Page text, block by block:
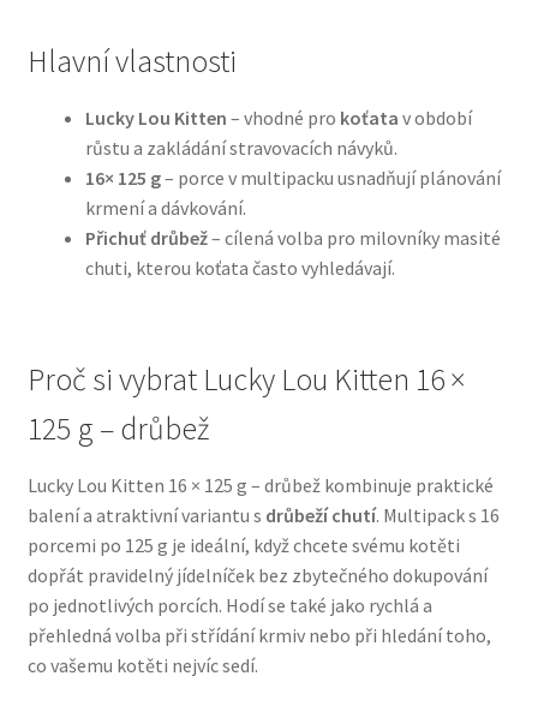
Hračky pro psy
Oblečky pro psy
Pamlsky pro psy
Pelíšky pro psy
Ortopedické pelíšky
Přepravky pro psy
Hlavní vlastnosti
Lucky Lou Kitten – vhodné pro koťata v období
růstu a zakládání stravovacích návyků.
16× 125 g– porce v multipacku usnadňují plánování
krmení a dávkování.
Přichuť drůbež– cílená volba pro milovníky masité
chuti, kterou koťata často vyhledávají.
Proč si vybrat Lucky Lou Kitten 16 ×
125 g – drůbež
Lucky Lou Kitten 16 × 125 g – drůbež kombinuje praktické
balení a atraktivní variantu s drůbeží chutí. Multipack s 16
porcemi po 125 g je ideální, když chcete svému kotěti
dopřát pravidelný jídelníček bez zbytečného dokupování
po jednotlivých porcích. Hodí se také jako rychlá a
přehledná volba při střídání krmiv nebo při hledání toho,
co vašemu kotěti nejvíc sedí.